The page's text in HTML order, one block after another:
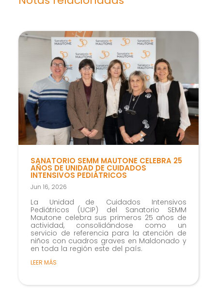
SANATORIO SEMM MAUTONE CELEBRA 25
AÑOS DE UNIDAD DE CUIDADOS
INTENSIVOS PEDIÁTRICOS
Jun 16, 2026
La Unidad de Cuidados Intensivos
Pediátricos (UCIP) del Sanatorio SEMM
Mautone celebra sus primeros 25 años de
actividad, consolidándose como un
servicio de referencia para la atención de
niños con cuadros graves en Maldonado y
en toda la región este del país.
LEER MÁS